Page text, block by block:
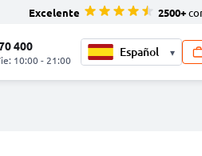
Excelente 2500+
400
10:00 - 21:00
▾